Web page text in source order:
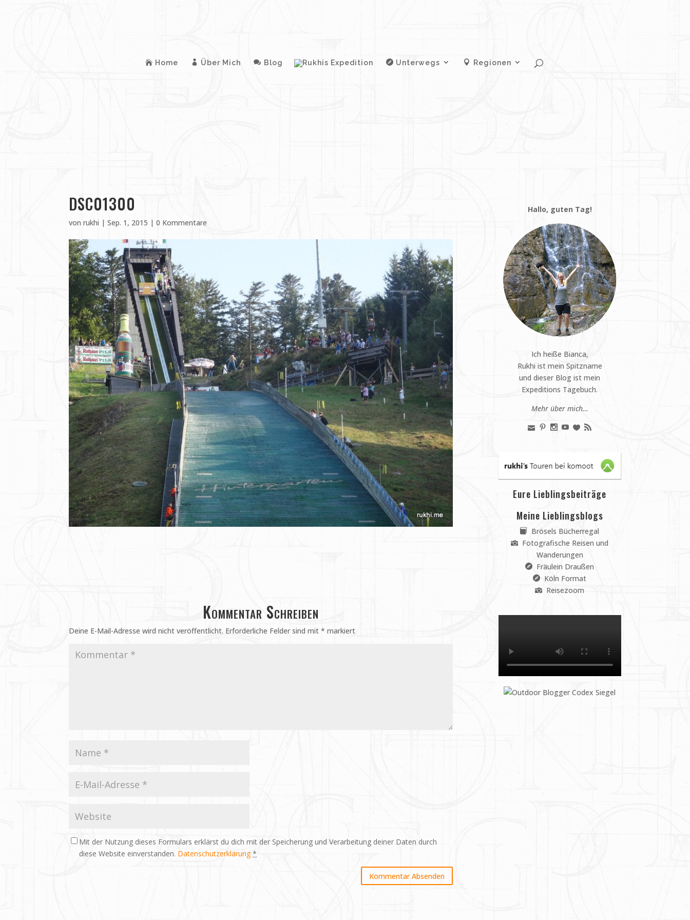
Home Über Mich Blog Unterwegs Regionen
DSC01300
vonrukhi |Sep. 1, 2015 |0 Kommentare
Kommentar Schreiben
Deine E-Mail-Adresse wird nicht veröffentlicht. Erforderliche Felder sind mit* markiert
Mit der Nutzung dieses Formulars erklärst du dich mit der Speicherung und Verarbeitung deiner Daten durch
diese Website einverstanden. Datenschutzerklärung *
Hallo, guten Tag!
Ich heiße Bianca,
Rukhi ist mein Spitzname
und dieser Blog ist mein
Expeditions Tagebuch.
Mehr über mich…
Eure Lieblingsbeiträge
Meine Lieblingsblogs
Brösels Bücherregal
Fotografische Reisen und
Wanderungen
Fräulein Draußen
Köln Format
Reisezoom